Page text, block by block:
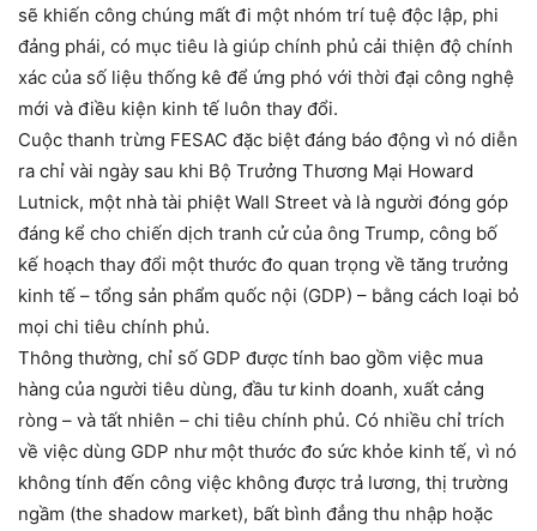
sẽ khiến công chúng mất đi một nhóm trí tuệ độc lập, phi
đảng phái, có mục tiêu là giúp chính phủ cải thiện độ chính
xác của số liệu thống kê để ứng phó với thời đại công nghệ
mới và điều kiện kinh tế luôn thay đổi.
Cuộc thanh trừng FESAC đặc biệt đáng báo động vì nó diễn
ra chỉ vài ngày sau khi Bộ Trưởng Thương Mại Howard
Lutnick, một nhà tài phiệt Wall Street và là người đóng góp
đáng kể cho chiến dịch tranh cử của ông Trump, công bố
kế hoạch thay đổi một thước đo quan trọng về tăng trưởng
kinh tế – tổng sản phẩm quốc nội (GDP) – bằng cách loại bỏ
mọi chi tiêu chính phủ.
Thông thường, chỉ số GDP được tính bao gồm việc mua
hàng của người tiêu dùng, đầu tư kinh doanh, xuất cảng
ròng – và tất nhiên – chi tiêu chính phủ. Có nhiều chỉ trích
về việc dùng GDP như một thước đo sức khỏe kinh tế, vì nó
không tính đến công việc không được trả lương, thị trường
ngầm (the shadow market), bất bình đẳng thu nhập hoặc